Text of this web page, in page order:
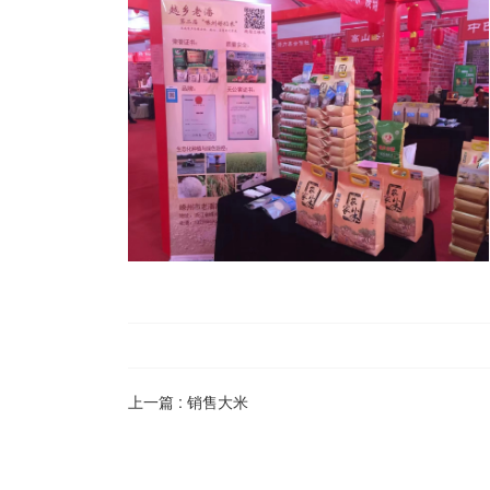
上一篇 : 销售大米